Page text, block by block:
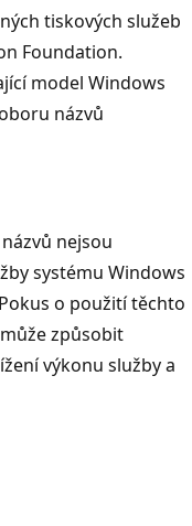
tiskových služeb
Foundation.
model Windows
názvů
nejsou
systému Windows
o použití těchto
způsobit
výkonu služby a